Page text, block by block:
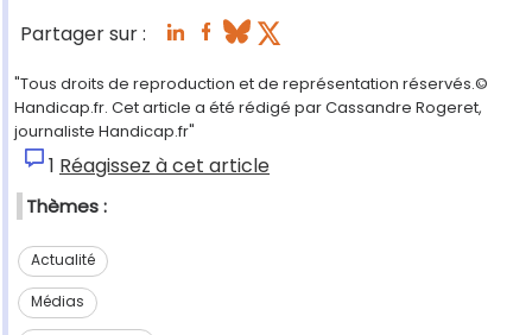
Partager sur :
"Tous droits de reproduction et de représentation réservés.©
Handicap.fr. Cet article a été rédigé par Cassandre Rogeret,
journaliste Handicap.fr"
1 Réagissez à cet article
Thèmes :
Actualité
Médias